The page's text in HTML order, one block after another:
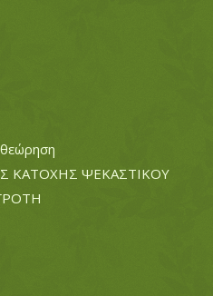
ΚΑΤΟΧΗΣ ΨΕΚΑΣΤΙΚΟΥ